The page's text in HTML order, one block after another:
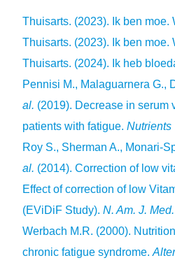
Thuisarts. (2023). Ik ben moe.
Thuisarts. (2023). Ik ben moe.
Thuisarts. (2024). Ik heb
Pennisi M., Malaguarnera G.,
al. (2019). Decrease in serum
patients with fatigue. Nutrients
Roy S., Sherman A., Monari-
al. (2014). Correction of low
Effect of correction of low
(EViDiF Study). N. Am. J.
Werbach M.R. (2000).
chronic fatigue syndrome.